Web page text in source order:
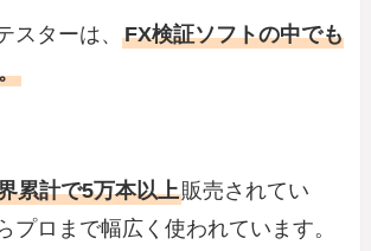
スターは、FX検証ソフトの中でも
累計で5万本以上販売されてい
プロまで幅広く使われています。